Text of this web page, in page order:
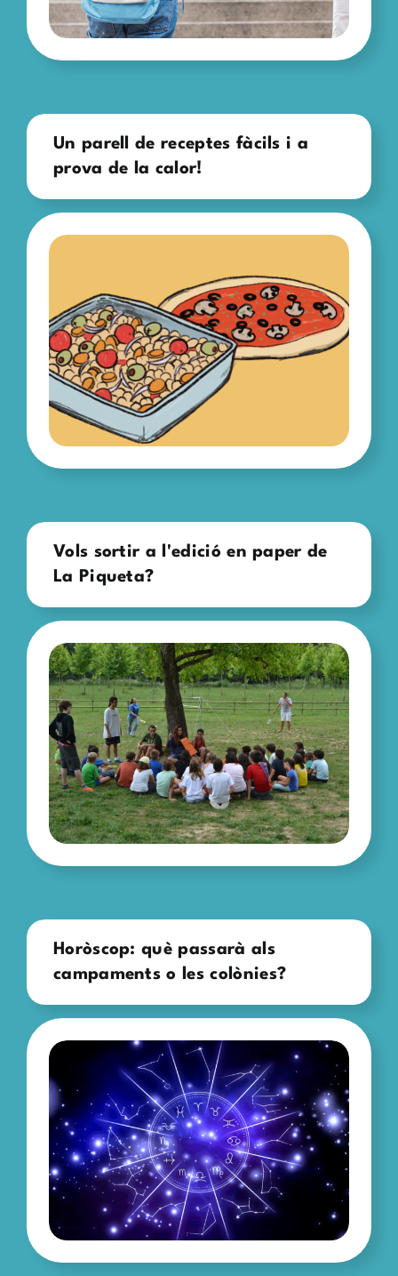
Un parell de receptes fàcils i a
prova de la calor!
Vols sortir a l'edició en paper de
La Piqueta?
Horòscop: què passarà als
campaments o les colònies?